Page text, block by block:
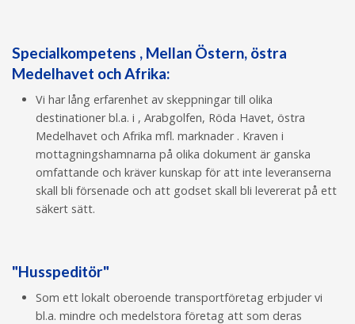
Specialkompetens , Mellan Östern, östra
Medelhavet och Afrika:
Vi har lång erfarenhet av skeppningar till olika
destinationer bl.a. i , Arabgolfen, Röda Havet, östra
Medelhavet och Afrika mfl. marknader . Kraven i
mottagningshamnarna på olika dokument är ganska
omfattande och kräver kunskap för att inte leveranserna
skall bli försenade och att godset skall bli levererat på ett
säkert sätt.
"Husspeditör"
Som ett lokalt oberoende transportföretag erbjuder vi
bl.a. mindre och medelstora företag att som deras